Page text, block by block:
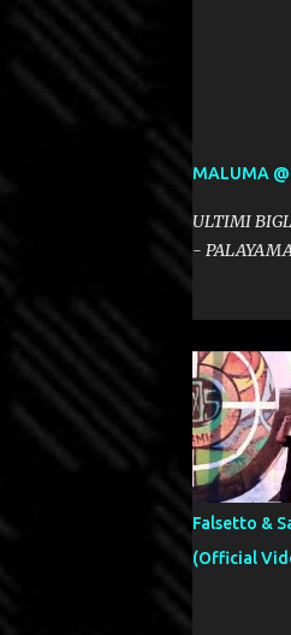
MALUMA
ULTIMI
-
Falsetto &
(Official